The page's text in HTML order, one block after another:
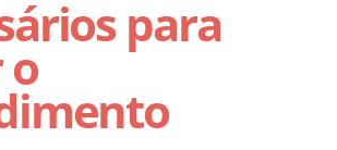
para